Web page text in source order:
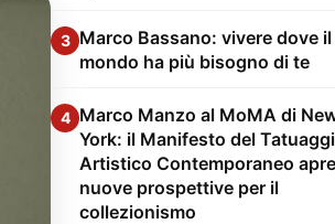
3 Marco Bassano: vivere dove il
mondo ha più bisogno di te
4 Marco Manzo al MoMA di
York: il Manifesto del
Artistico Contemporaneo apre
nuove prospettive per il
collezionismo